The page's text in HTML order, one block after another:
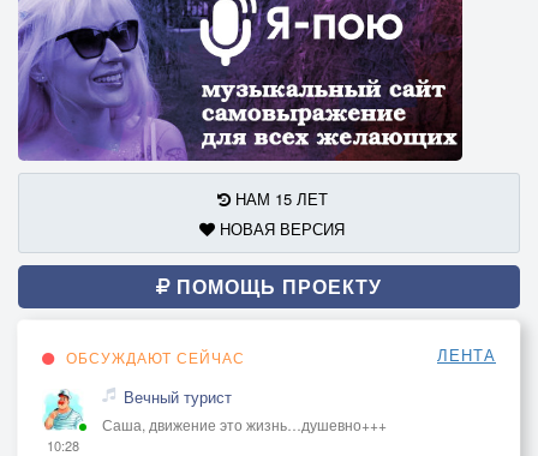
НАМ 15 ЛЕТ
НОВАЯ ВЕРСИЯ
ПОМОЩЬ ПРОЕКТУ
ОБСУЖДАЮТ СЕЙЧАС ЛЕНТА
10:28
Вечный турист
Саша, движение это жизнь…душевно+++